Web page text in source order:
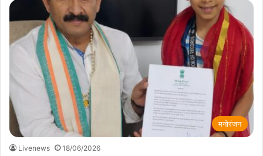
मनोरंजन
Livenews 18/06/2026